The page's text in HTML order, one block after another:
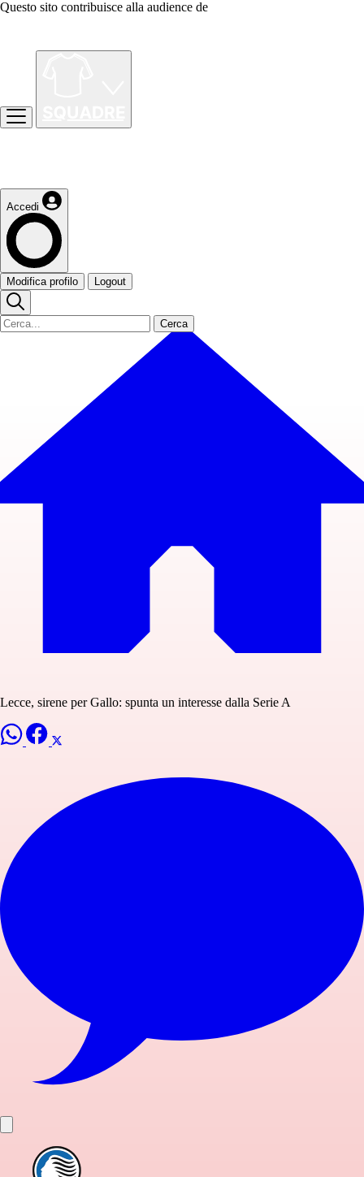
Questo sito contribuisce alla audience de
Accedi
Modifica profilo Logout
Cerca
Lecce, sirene per Gallo: spunta un interesse dalla Serie A